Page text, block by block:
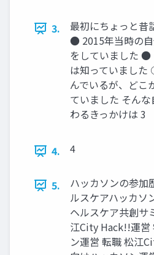
3.
最初にちょっと昔
● 2015年当時の
をしていました ●
は知っていまし
んでいるが、どこ
ていました そん
わるきっかけは 3
4. 4
5.
ハッカソンの参加
ルスケアハッカソ
ヘルスケア共創サ
江City Hack!!運営
ン運営 転職 松江